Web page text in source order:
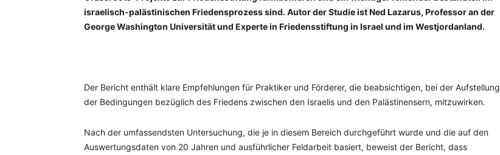
israelisch-palästinischen Friedensprozess sind. Autor der Studie ist Ned Lazarus, Professor an der
George Washington Universität und Experte in Friedensstiftung in Israel und im Westjordanland.
Der Bericht enthält klare Empfehlungen für Praktiker und Förderer, die beabsichtigen, bei der Aufstellung
der Bedingungen bezüglich des Friedens zwischen den Israelis und den Palästinensern, mitzuwirken.
Nach der umfassendsten Untersuchung, die je in diesem Bereich durchgeführt wurde und die auf den
Auswertungsdaten von 20 Jahren und ausführlicher Feldarbeit basiert, beweist der Bericht, dass